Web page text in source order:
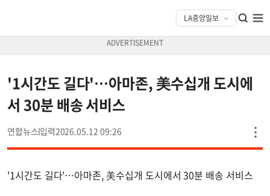
'1시간도 길다'…아마존, 美수십개 도시에
서 30분 배송 서비스
연합뉴스 2026.05.12 09:26
'1시간도 길다'…아마존, 美수십개 도시에서 30분 배송 서비스